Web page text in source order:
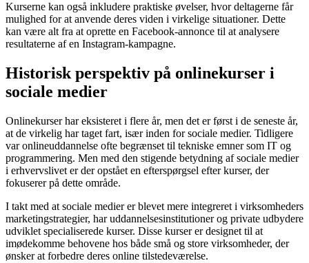
Kurserne kan også inkludere praktiske øvelser, hvor deltagerne får
mulighed for at anvende deres viden i virkelige situationer. Dette
kan være alt fra at oprette en Facebook-annonce til at analysere
resultaterne af en Instagram-kampagne.
Historisk perspektiv på onlinekurser i
sociale medier
Onlinekurser har eksisteret i flere år, men det er først i de seneste år,
at de virkelig har taget fart, især inden for sociale medier. Tidligere
var onlineuddannelse ofte begrænset til tekniske emner som IT og
programmering. Men med den stigende betydning af sociale medier
i erhvervslivet er der opstået en efterspørgsel efter kurser, der
fokuserer på dette område.
I takt med at sociale medier er blevet mere integreret i virksomheders
marketingstrategier, har uddannelsesinstitutioner og private udbydere
udviklet specialiserede kurser. Disse kurser er designet til at
imødekomme behovene hos både små og store virksomheder, der
ønsker at forbedre deres online tilstedeværelse.